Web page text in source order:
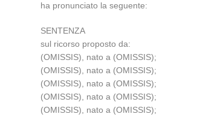
ha pronunciato la seguente:
SENTENZA
sul ricorso proposto da:
(OMISSIS), nato a (OMISSIS);
(OMISSIS), nato a (OMISSIS);
(OMISSIS), nato a (OMISSIS);
(OMISSIS), nato a (OMISSIS);
(OMISSIS), nato a (OMISSIS);